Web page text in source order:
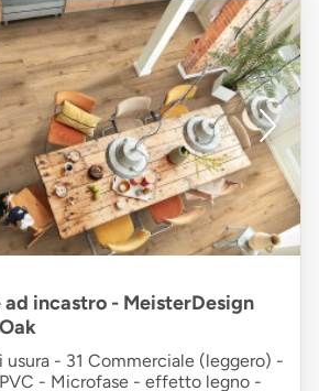
ad incastro - MeisterDesign
- 31 Commerciale (leggero) -
- Microfase - effetto legno -